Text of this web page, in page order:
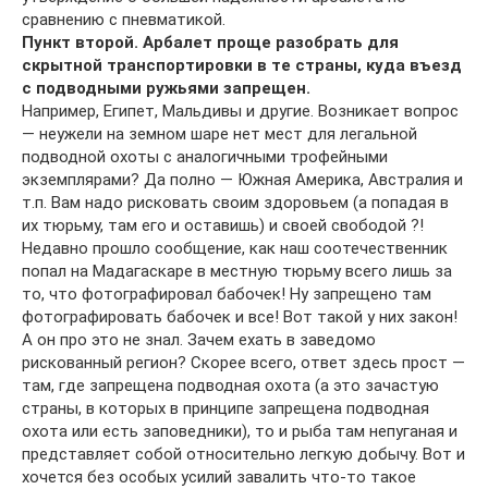
сравнению с пневматикой.
Пункт второй. Арбалет проще разобрать для
скрытной транспортировки в те страны, куда въезд
с подводными ружьями запрещен.
Например, Египет, Мальдивы и другие. Возникает вопрос
— неужели на земном шаре нет мест для легальной
подводной охоты с аналогичными трофейными
экземплярами? Да полно — Южная Америка, Австралия и
т.п. Вам надо рисковать своим здоровьем (а попадая в
их тюрьму, там его и оставишь) и своей свободой ?!
Недавно прошло сообщение, как наш соотечественник
попал на Мадагаскаре в местную тюрьму всего лишь за
то, что фотографировал бабочек! Ну запрещено там
фотографировать бабочек и все! Вот такой у них закон!
А он про это не знал. Зачем ехать в заведомо
рискованный регион? Скорее всего, ответ здесь прост —
там, где запрещена подводная охота (а это зачастую
страны, в которых в принципе запрещена подводная
охота или есть заповедники), то и рыба там непуганая и
представляет собой относительно легкую добычу. Вот и
хочется без особых усилий завалить что-то такое